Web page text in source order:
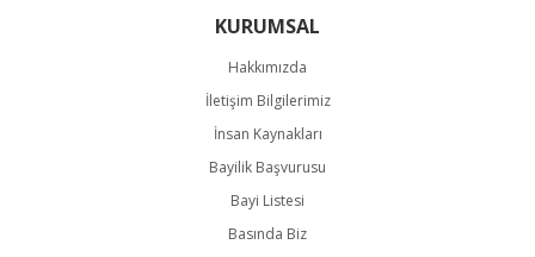
KURUMSAL
Hakkımızda
İletişim Bilgilerimiz
İnsan Kaynakları
Bayilik Başvurusu
Bayi Listesi
Basında Biz